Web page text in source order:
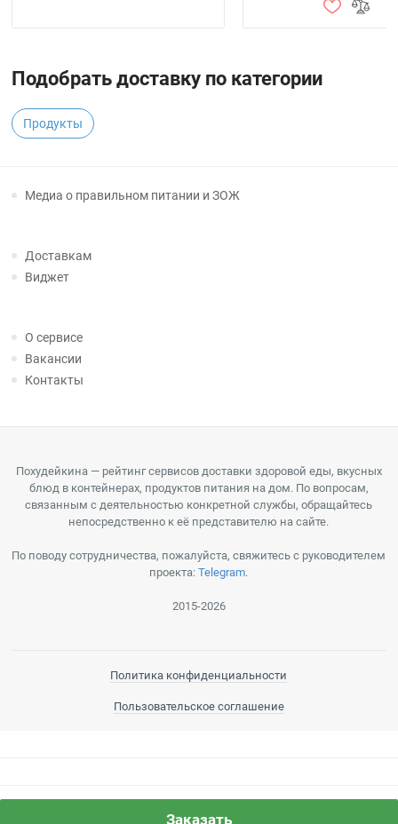
Подобрать доставку по категории
Продукты
Заказать
Медиа о правильном питании и ЗОЖ
Доставкам
Виджет
О сервисе
Вакансии
Контакты
Похудейкина — рейтинг сервисов доставки здоровой еды, вкусных
блюд в контейнерах, продуктов питания на дом. По вопросам,
связанным с деятельностью конкретной службы, обращайтесь
непосредственно к её представителю на сайте.
По поводу сотрудничества, пожалуйста, свяжитесь с руководителем
проекта:Telegram.
2015-2026
Политика конфиденциальности
Пользовательское соглашение